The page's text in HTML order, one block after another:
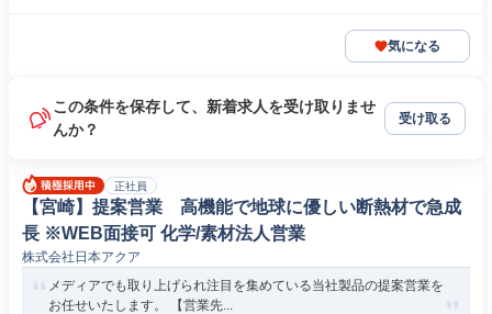
気になる
この条件を保存して、新着求人を受け取りませ
んか？
受け取る
正社員
【宮崎】提案営業 高機能で地球に優しい断熱材で急成
長 ※WEB面接可 化学/素材法人営業
株式会社日本アクア
メディアでも取り上げられ注目を集めている当社製品の提案営業を
お任せいたします。 【営業先...